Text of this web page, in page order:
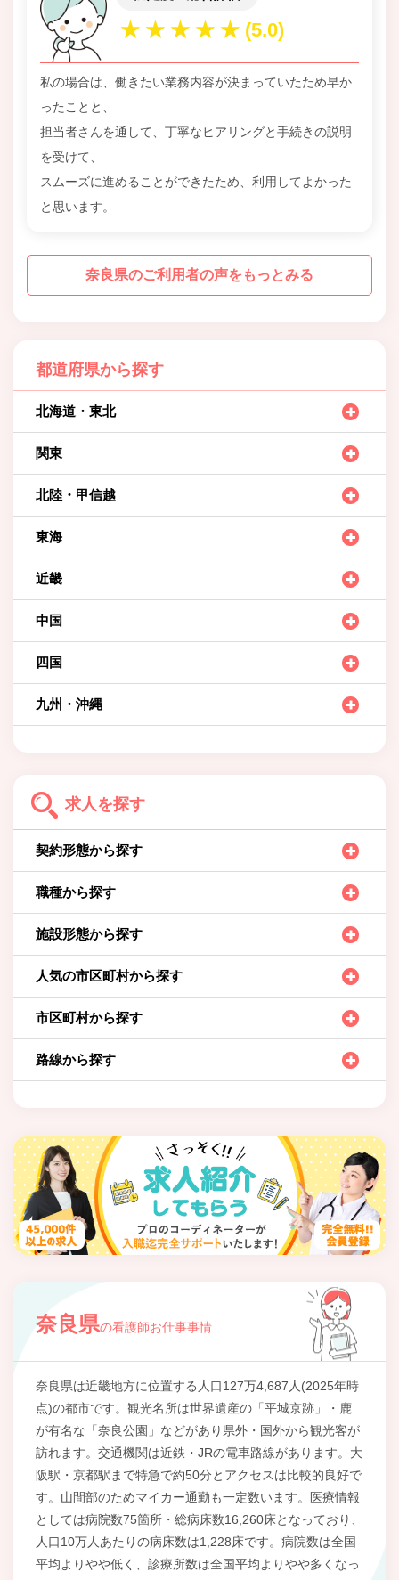
私の場合は、働きたい業務内容が決まっていたため早か
ったことと、
担当者さんを通して、丁寧なヒアリングと手続きの説明
を受けて、
スムーズに進めることができたため、利用してよかった
と思います。
奈良県のご利用者の声をもっとみる
都道府県から探す
北海道・東北
関東
北陸・甲信越
東海
近畿
中国
四国
九州・沖縄
求人を探す
契約形態から探す
職種から探す
施設形態から探す
人気の市区町村から探す
市区町村から探す
路線から探す
奈良県の看護師お仕事事情
奈良県は近畿地方に位置する人口127万4,687人(2025年時
点)の都市です。観光名所は世界遺産の「平城京跡」・鹿
が有名な「奈良公園」などがあり県外・国外から観光客が
訪れます。交通機関は近鉄・JRの電車路線があります。大
阪駅・京都駅まで特急で約50分とアクセスは比較的良好で
す。山間部のためマイカー通勤も一定数います。医療情報
としては病院数75箇所・総病床数16,260床となっており、
人口10万人あたりの病床数は1,228床です。病院数は全国
平均よりやや低く、診療所数は全国平均よりやや多くなっ